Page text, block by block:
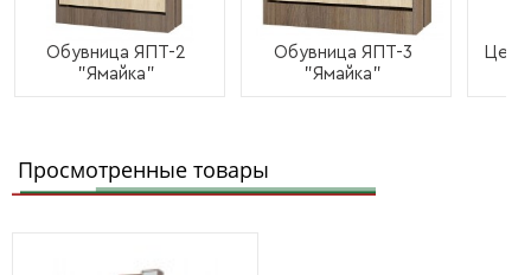
Обувница ЯПТ-2
"Ямайка"
Обувница ЯПТ-3
"Ямайка"
Просмотренные товары